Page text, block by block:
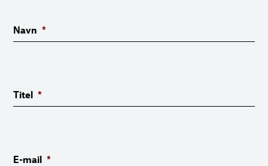
Navn *
Titel *
E-mail *